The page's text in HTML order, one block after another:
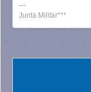
...
Junta Militar***